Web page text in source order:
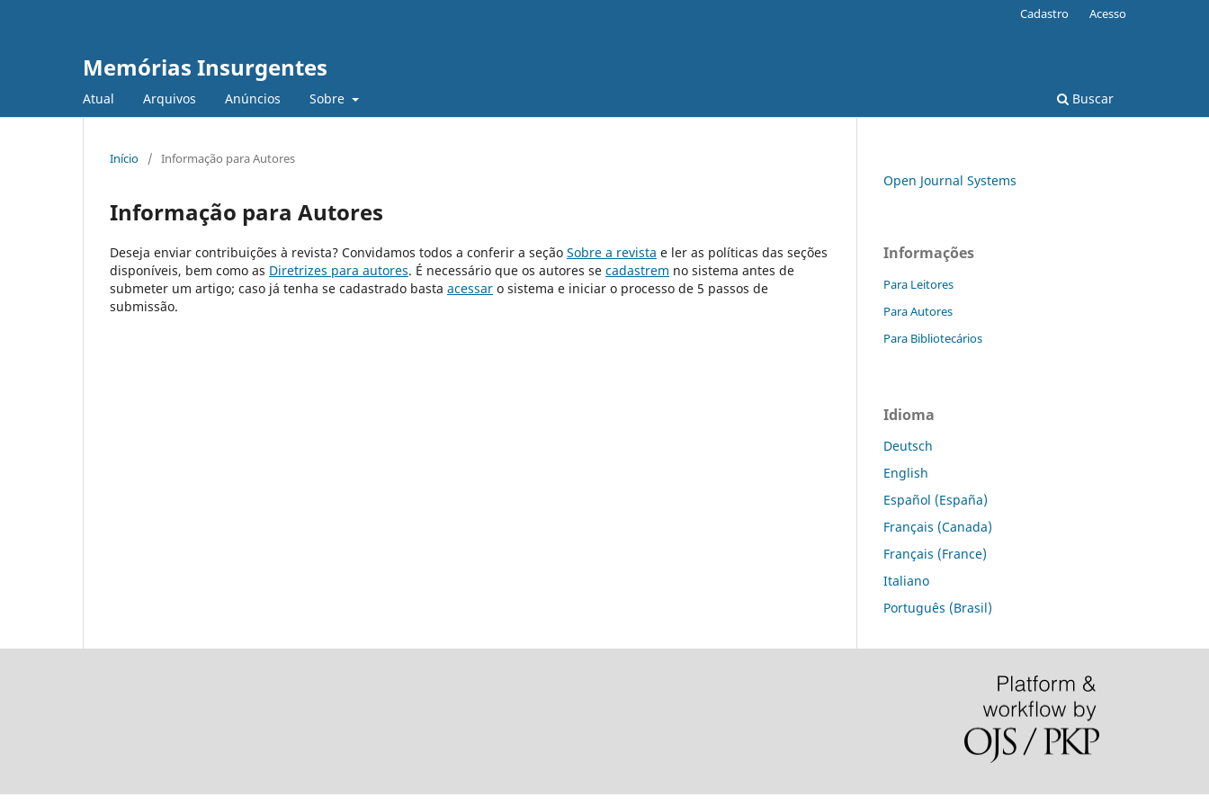
Memórias Insurgentes
Atual Arquivos Anúncios Sobre Buscar
Cadastro Acesso
Início / Informação para Autores
Informação para Autores
Deseja enviar contribuições à revista? Convidamos todos a conferir a seção Sobre a revista e ler as políticas das seções
disponíveis, bem como as Diretrizes para autores. É necessário que os autores se cadastrem no sistema antes de
submeter um artigo; caso já tenha se cadastrado basta acessar o sistema e iniciar o processo de 5 passos de
submissão.
Open Journal Systems
Informações
Para Leitores
Para Autores
Para Bibliotecários
Idioma
Deutsch
English
Español (España)
Français (Canada)
Français (France)
Italiano
Português (Brasil)